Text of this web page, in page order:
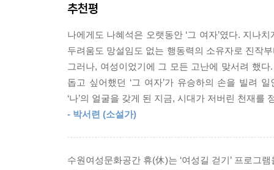
끝나지 않은 투쟁
한편 여성의 독립과 자유를 외쳤던 나혜석의 투
여성이라는 이유로 자유로운 연애와 직업 활동,
육아를 둘러싼 선택을 여성 개인의 삶이 아닌 ‘당
등에서 여성을 향한 혐오와 조롱이 일상인 양 반
역시 여전히 쉽지 않다. 다양한 낙인과 조롱이
추천평
나에게도 나혜석은 오랫동안 ‘그 여자’였다. 지나
두려움도 망설임도 없는 행동력의 소유자로 진작
그러나, 여성이었기에 그 모든 고난에 맞서려 했
돕고 싶어했던 ‘그 여자’가 유승하의 손을 빌려
‘나’의 얼굴을 갖게 된 지금, 시대가 저버린 천재
- 박서련 (소설가)
수원여성문화공간 휴(休)는 ‘여성길 걷기’ 프로그